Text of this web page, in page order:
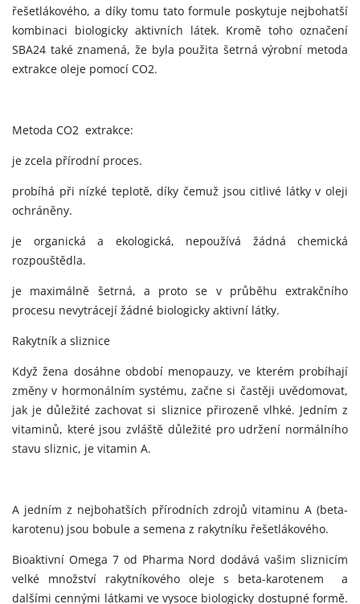
řešetlákového, a díky tomu tato formule poskytuje nejbohatší
kombinaci biologicky aktivních látek. Kromě toho označení
SBA24 také znamená, že byla použita šetrná výrobní metoda
extrakce oleje pomocí CO2.
Metoda CO2 extrakce:
je zcela přírodní proces.
probíhá při nízké teplotě, díky čemuž jsou citlivé látky v oleji
ochráněny.
je organická a ekologická, nepoužívá žádná chemická
rozpouštědla.
je maximálně šetrná, a proto se v průběhu extrakčního
procesu nevytrácejí žádné biologicky aktivní látky.
Rakytník a sliznice
Když žena dosáhne období menopauzy, ve kterém probíhají
změny v hormonálním systému, začne si častěji uvědomovat,
jak je důležité zachovat si sliznice přirozeně vlhké. Jedním z
vitaminů, které jsou zvláště důležité pro udržení normálního
stavu sliznic, je vitamin A.
A jedním z nejbohatších přírodních zdrojů vitaminu A (beta-
karotenu) jsou bobule a semena z rakytníku řešetlákového.
Bioaktivní Omega 7 od Pharma Nord dodává vašim sliznicím
velké množství rakytníkového oleje s beta-karotenem a
dalšími cennými látkami ve vysoce biologicky dostupné formě.